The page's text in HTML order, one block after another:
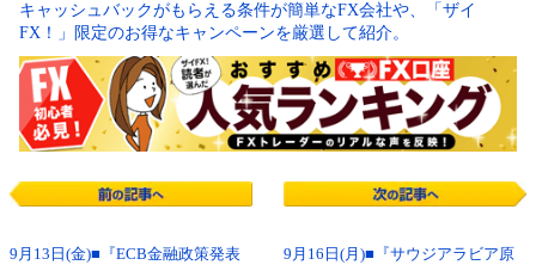
キャッシュバックがもらえる条件が簡単なFX会社や、「ザイ
FX！」限定のお得なキャンペーンを厳選して紹介。
9月13日(金)■『ECB金融政策発表
9月16日(月)■『サウジアラビア原